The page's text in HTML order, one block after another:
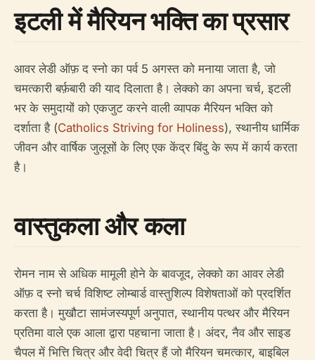
इटली में मैरियन भक्ति का प्रसार
आवर लेडी ऑफ़ द स्नो का पर्व 5 अगस्त को मनाया जाता है, जो
चमत्कारी बर्फ़बारी की याद दिलाता है। लेक्को का अपना चर्च, इटली
भर के समुदायों को एकजुट करने वाली व्यापक मैरियन भक्ति को
दर्शाता है (Catholics Striving for Holiness), स्थानीय धार्मिक
जीवन और वार्षिक जुलूसों के लिए एक केंद्र बिंदु के रूप में कार्य करता
है।
वास्तुकला और कला
रोमन नाम से अधिक मामूली होने के बावजूद, लेक्को का आवर लेडी
ऑफ़ द स्नो चर्च विशिष्ट लोम्बार्ड वास्तुशिल्प विशेषताओं को प्रदर्शित
करता है। मुखौटा सामंजस्यपूर्ण अनुपात, स्थानीय पत्थर और मैरियन
प्रतिमा वाले एक आला द्वारा पहचाना जाता है। अंदर, नैव और साइड
चैपल में भित्ति चित्र और वेदी चित्र हैं जो मैरियन चमत्कार, बाइबिल